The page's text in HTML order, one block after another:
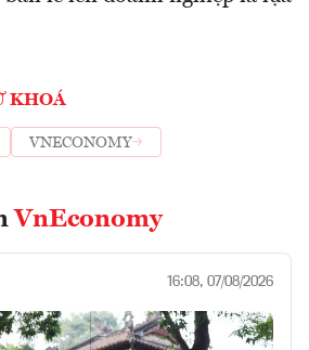
KHOÁ
VNECONOMY
VnEconomy
16:08, 07/08/2026